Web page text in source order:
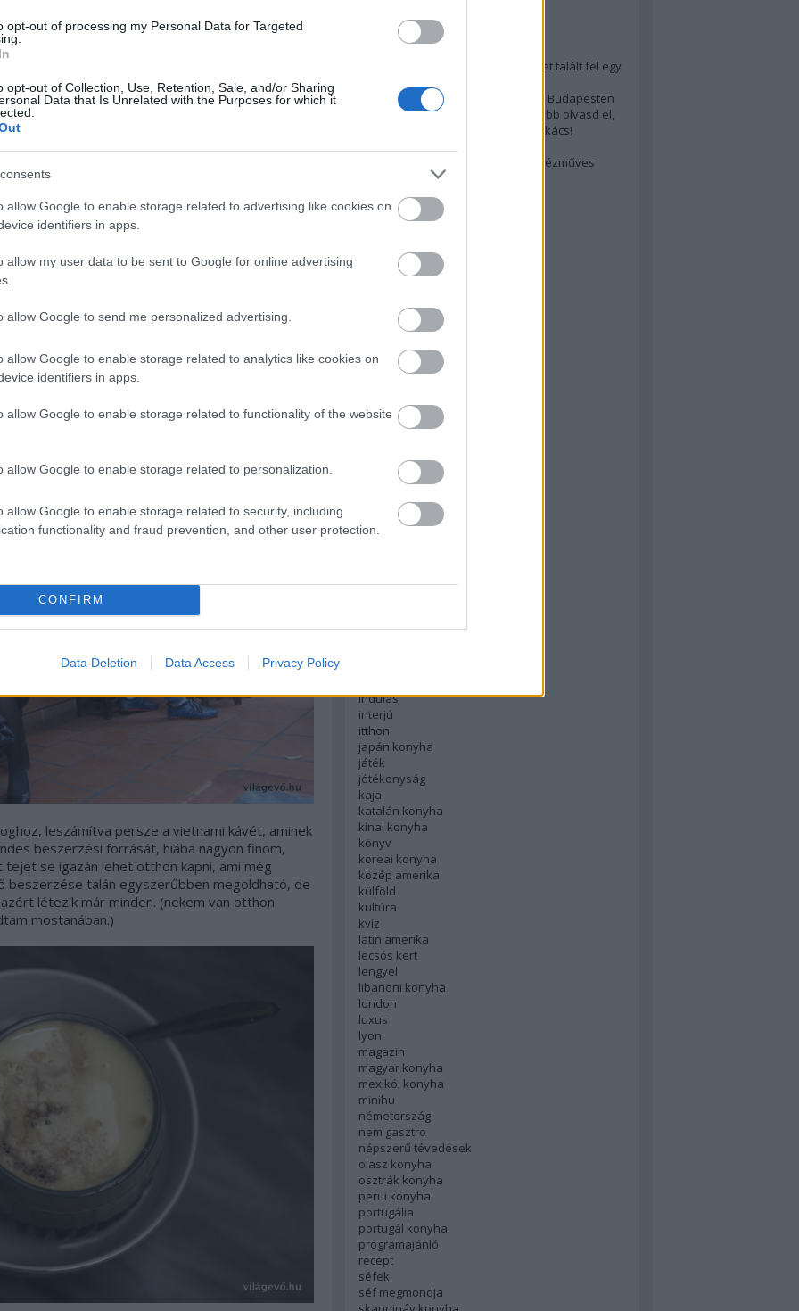
opt-out of processing my Personal Data for Targeted
opt-out of Collection, Use, Retention, Sale, and/or Sharing
Data that Is Unrelated with the Purposes for which it
allow Google to enable storage related to advertising like cookies on
identifiers in apps.
allow my user data to be sent to Google for online advertising
allow Google to send me personalized advertising.
allow Google to enable storage related to analytics like cookies on
identifiers in apps.
allow Google to enable storage related to functionality of the website
allow Google to enable storage related to personalization.
allow Google to enable storage related to security, including
functionality and fraud prevention, and other user protection.
CONFIRM
Data Deletion Data Access Privacy Policy
sikátorban kell haladni kb 20 métert, aztán egy
tetőtérben találjuk magunkat, ami fentről
a szokásos, lilliputi székekkel és asztalokkal
leszámítva persze a vietnami kávét, aminek
beszerzési forrását, hiába nagyon finom,
se igazán lehet otthon kapni, ami még
beszerzése talán egyszerűbben megoldható, de
létezik már minden. (nekem van otthon
mostanában.)
TOP5
Annyira menő Budapest-térképet talált fel egy
A 10 legjobb (elérhető árú) ebéd Budapesten
Szakács akarsz lenni? Akkor előbb olvasd el,
mit gondol erről egy magyar szakács!
Budapest rejtett kincsei: orosz kézműves
afrikai konyha
ázsiai konyha
baszk konyha
belgium
bocusedor
bocuse dor
dél amerika
English
északi konyha
francia konyha
holland konyha
indulás
interjú
itthon
japán konyha
játék
jótékonyság
kaja
katalán konyha
kínai konyha
könyv
koreai konyha
közép amerika
külföld
kultúra
kvíz
latin amerika
lecsós kert
lengyel
libanoni konyha
london
luxus
lyon
magazin
magyar konyha
mexikói konyha
minihu
németország
nem gasztro
népszerű tévedések
olasz konyha
osztrák konyha
perui konyha
portugália
portugál konyha
programajánló
recept
séfek
séf megmondja